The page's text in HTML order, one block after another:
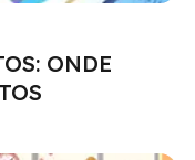
ONDE